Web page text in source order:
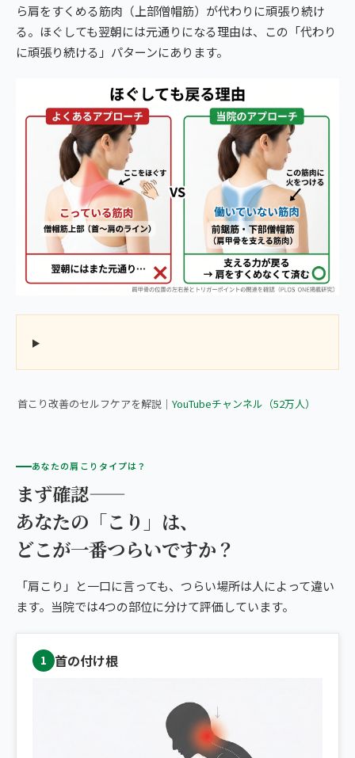
ら肩をすくめる筋肉（上部僧帽筋）が代わりに頑張り続け
る。ほぐしても翌朝には元通りになる理由は、この「代わり
に頑張り続ける」パターンにあります。
ます。
首こり改善のセルフケアを解説｜ YouTubeチャンネル（52万人）
あなたの肩こりタイプは？
まず確認——
あなたの「こり」は、
どこが一番つらいですか？
「肩こり」と一口に言っても、つらい場所は人によって違い
ます。当院では4つの部位に分けて評価しています。
1 首の付け根